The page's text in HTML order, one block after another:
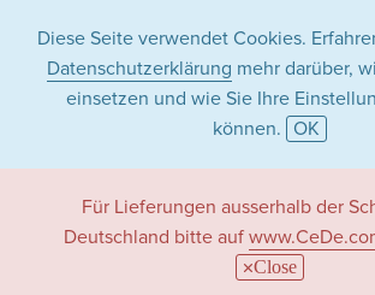
Diese Seite verwendet Cookies.
Datenschutzerklärung mehr darüber,
einsetzen und wie Sie Ihre
können. OK
Für Lieferungen ausserhalb der
Deutschland bitte auf
Close